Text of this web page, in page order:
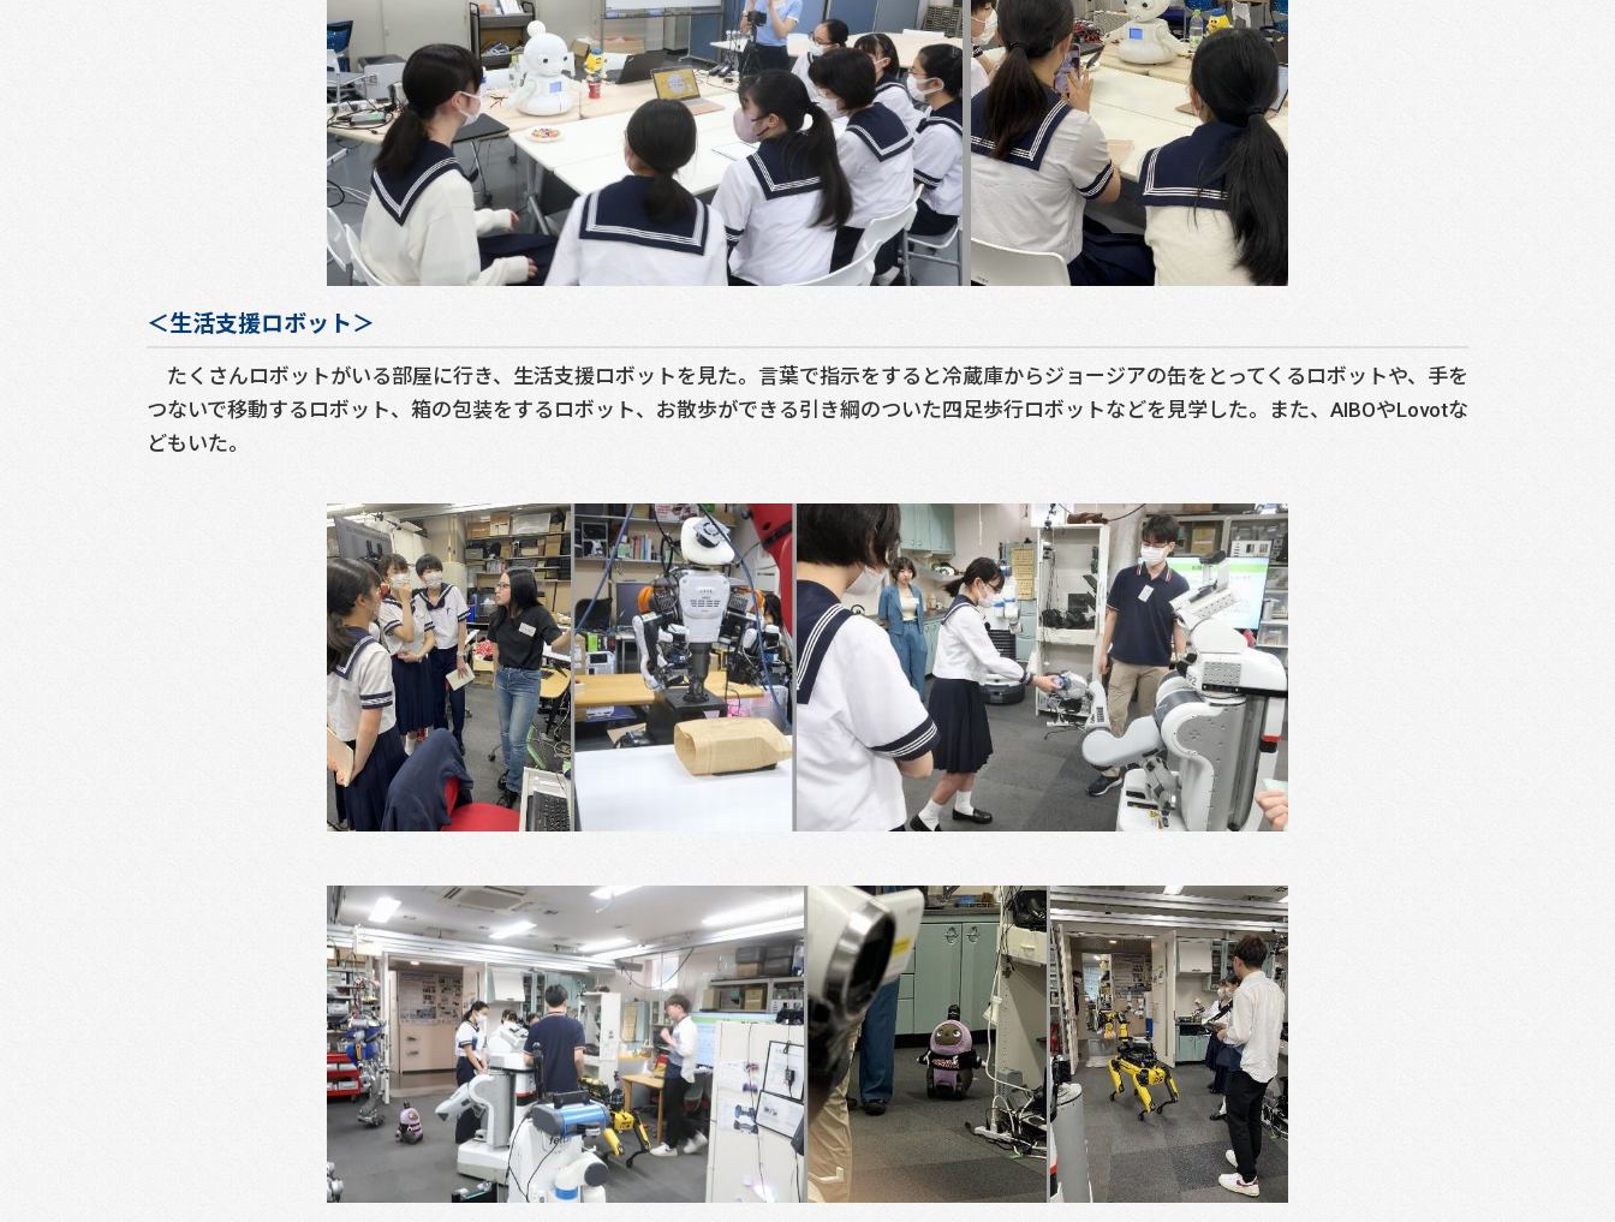
＜生活支援ロボット＞
たくさんロボットがいる部屋に行き、生活支援ロボットを見た。言葉で指示をすると冷蔵庫からジョージアの缶をとってくるロボットや、手を
つないで移動するロボット、箱の包装をするロボット、お散歩ができる引き綱のついた四足歩行ロボットなどを見学した。また、AIBOやLovotな
どもいた。